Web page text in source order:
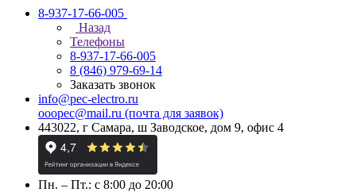
8-937-17-66-005
Назад
Телефоны
8-937-17-66-005
8 (846) 979-69-14
Заказать звонок
info@pec-electro.ru
ooopec@mail.ru (почта для заявок)
443022, г Самара, ш Заводское, дом 9, офис 4
Пн. – Пт.: с 8:00 до 20:00